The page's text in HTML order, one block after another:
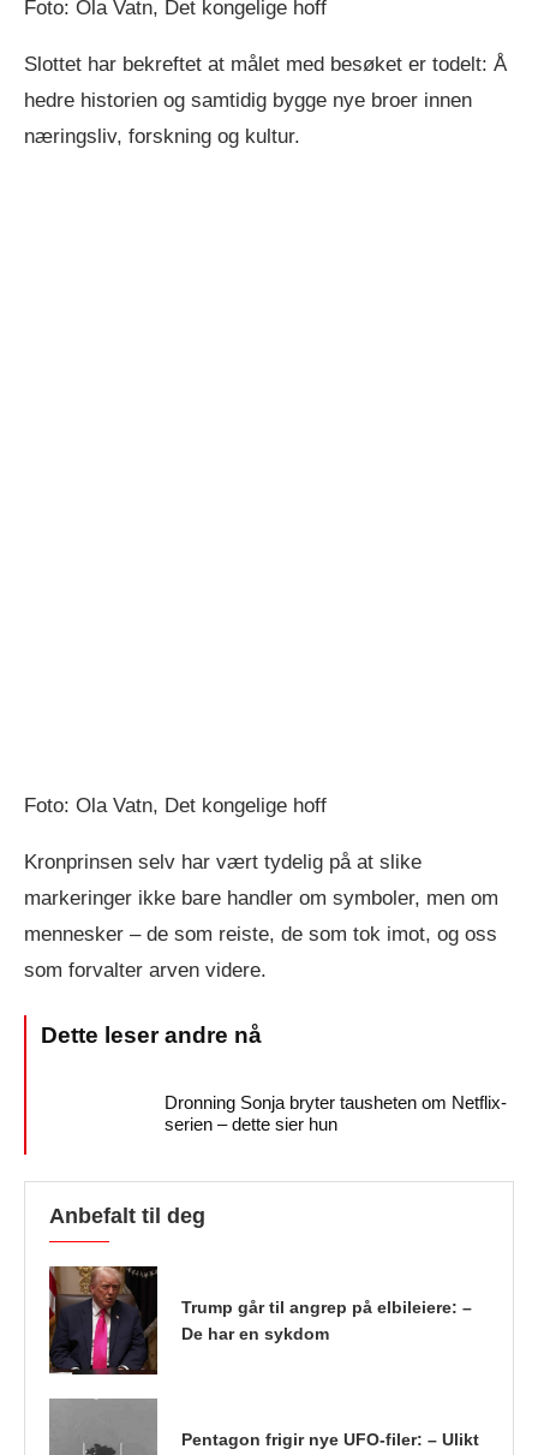
Foto: Ola Vatn, Det kongelige hoff
Slottet har bekreftet at målet med besøket er todelt: Å
hedre historien og samtidig bygge nye broer innen
næringsliv, forskning og kultur.
Foto: Ola Vatn, Det kongelige hoff
Kronprinsen selv har vært tydelig på at slike
markeringer ikke bare handler om symboler, men om
mennesker – de som reiste, de som tok imot, og oss
som forvalter arven videre.
Dronning Sonja bryter tausheten om Netflix-
serien – dette sier hun
Anbefalt til deg
Trump går til angrep på elbileiere: –
De har en sykdom
Pentagon frigir nye UFO-filer: – Ulikt